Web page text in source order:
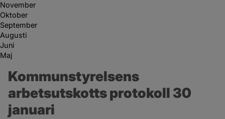
November
Oktober
September
Augusti
Juni
Maj
Kommunstyrelsens
arbetsutskotts protokoll 30
januari